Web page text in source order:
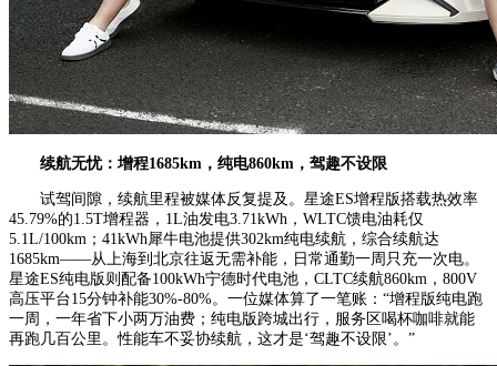
续航无忧： 增程1685km，纯电860km，驾趣不设限
试驾间隙，续航里程被媒体反复提及。星途ES增程版搭载热效率
45.79%的1.5T增程器，1L油发电3.71kWh，WLTC馈电油耗仅
5.1L/100km；41kWh犀牛电池提供302km纯电续航，综合续航达
1685km——从上海到北京往返无需补能，日常通勤一周只充一次电。
星途ES纯电版则配备100kWh宁德时代电池，CLTC续航860km，800V
高压平台15分钟补能30%-80%。一位媒体算了一笔账：“增程版纯电跑
一周，一年省下小两万油费；纯电版跨城出行，服务区喝杯咖啡就能
再跑几百公里。性能车不妥协续航，这才是‘驾趣不设限’。”